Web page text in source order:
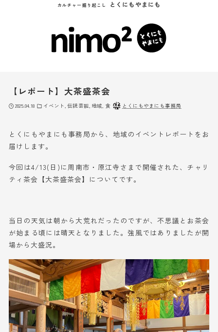
カルチャー掘り起こし とくにもやまにも
【レポート】大茶盛茶会
2025.04.18 イベント 伝統芸能 地域 食 とくにもやまにも事務局
とくにもやまにも事務局から、地域のイベントレポートをお
届けします。
今回は4/13(日)に周南市・原江寺さまで開催された、チャリ
ティ茶会【大茶盛茶会】についてです。
当日の天気は朝から大荒れだったのですが、不思議とお茶会
が始まる頃には晴天となりました。強風ではありましたが開
場から大盛況。